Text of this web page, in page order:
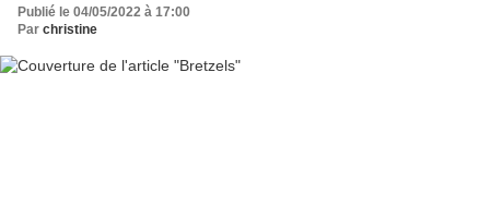
Publié le 04/05/2022 à 17:00
Par christine